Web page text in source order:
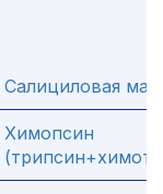
Салициловая
Химопсин